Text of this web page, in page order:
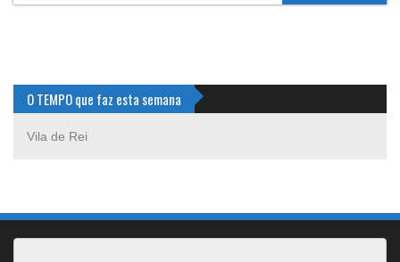
O TEMPO que faz esta semana
Vila de Rei